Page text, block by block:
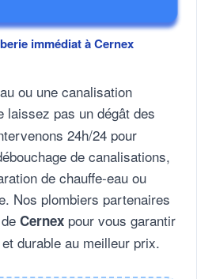
immédiat à Cernex
ou une canalisation
laissez pas un dégât des
24h/24 pour
de canalisations,
de chauffe-eau ou
Nos plombiers partenaires
Cernex pour vous garantir
durable au meilleur prix.